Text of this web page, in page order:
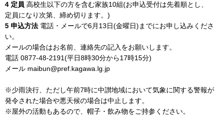
4 定員 高校生以下の方を含む家族10組(お申込受付は先着順とし、
定員になり次第、締め切ります。)
5 申込方法 電話・メールで6月13日(金曜日)までにお申し込みくださ
い。
メールの場合はお名前、連絡先の記入をお願いします。
電話 0877-48-2191(平日8時30分から17時15分)
メール maibun@pref.kagawa.lg.jp
※少雨決行、ただし午前7時に中讃地域において気象に関する警報が
発令された場合や悪天候の場合は中止します。
※屋外の活動もあるので、帽子・飲み物をご持参ください。